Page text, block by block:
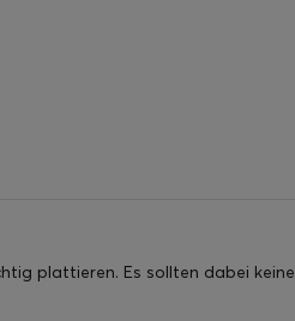
plattieren. Es sollten dabei keine